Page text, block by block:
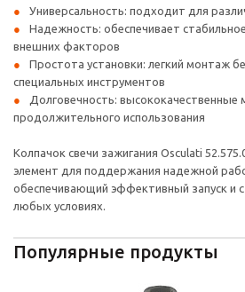
Универсальность: подходит для
Надежность: обеспечивает
внешних факторов
Простота установки: легкий монтаж
специальных инструментов
Долговечность: высококачественные
продолжительного использования
Колпачок свечи зажигания Osculati
элемент для поддержания надежной
обеспечивающий эффективный запуск и
любых условиях.
Популярные продукты